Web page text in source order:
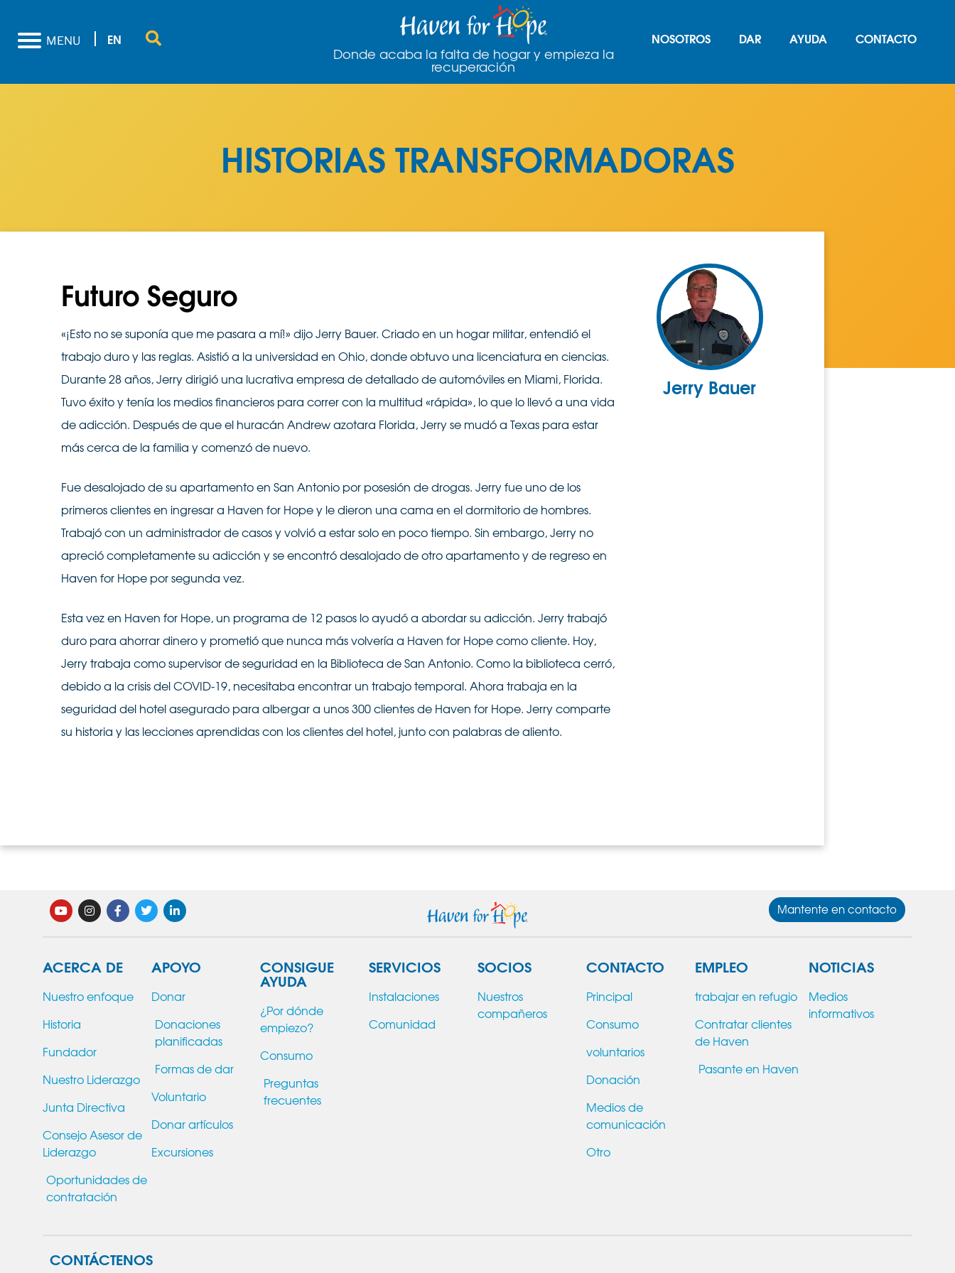
MENU EN
Donde acaba la falta de hogar y empieza la
recuperación
NOSOTROS DAR AYUDA CONTACTO
HISTORIAS TRANSFORMADORAS
Futuro Seguro
«¡Esto no se suponía que me pasara a mí!» dijo Jerry Bauer. Criado en un hogar militar, entendió el
trabajo duro y las reglas. Asistió a la universidad en Ohio, donde obtuvo una licenciatura en ciencias.
Durante 28 años, Jerry dirigió una lucrativa empresa de detallado de automóviles en Miami, Florida.
Tuvo éxito y tenía los medios financieros para correr con la multitud «rápida», lo que lo llevó a una vida
de adicción. Después de que el huracán Andrew azotara Florida, Jerry se mudó a Texas para estar
más cerca de la familia y comenzó de nuevo.
Fue desalojado de su apartamento en San Antonio por posesión de drogas. Jerry fue uno de los
primeros clientes en ingresar a Haven for Hope y le dieron una cama en el dormitorio de hombres.
Trabajó con un administrador de casos y volvió a estar solo en poco tiempo. Sin embargo, Jerry no
apreció completamente su adicción y se encontró desalojado de otro apartamento y de regreso en
Haven for Hope por segunda vez.
Esta vez en Haven for Hope, un programa de 12 pasos lo ayudó a abordar su adicción. Jerry trabajó
duro para ahorrar dinero y prometió que nunca más volvería a Haven for Hope como cliente. Hoy,
Jerry trabaja como supervisor de seguridad en la Biblioteca de San Antonio. Como la biblioteca cerró,
debido a la crisis del COVID-19, necesitaba encontrar un trabajo temporal. Ahora trabaja en la
seguridad del hotel asegurado para albergar a unos 300 clientes de Haven for Hope. Jerry comparte
su historia y las lecciones aprendidas con los clientes del hotel, junto con palabras de aliento.
Jerry Bauer
Mantente en contacto
ACERCA DE
Nuestro enfoque
Historia
Fundador
Nuestro Liderazgo
Junta Directiva
Consejo Asesor de
Liderazgo
Oportunidades de
contratación
APOYO
Donar
Donaciones
planificadas
Formas de dar
Voluntario
Donar artículos
Excursiones
CONSIGUE
AYUDA
¿Por dónde
empiezo?
Consumo
Preguntas
frecuentes
SERVICIOS
Instalaciones
Comunidad
SOCIOS
Nuestros
compañeros
CONTACTO
Principal
Consumo
voluntarios
Donación
Medios de
comunicación
Otro
EMPLEO
trabajar en refugio
Contratar clientes
de Haven
Pasante en Haven
NOTICIAS
Medios
informativos
CONTÁCTENOS